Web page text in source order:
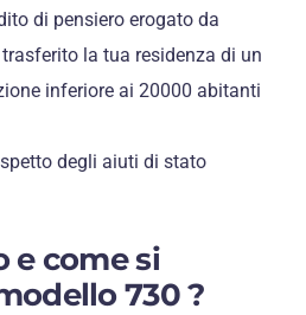
di pensiero erogato da
la tua residenza di un
inferiore ai 20000 abitanti
degli aiuti di stato
e come si
730 ?